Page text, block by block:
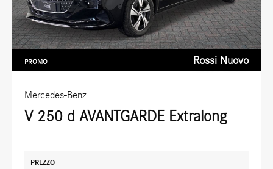
Mercedes-Benz
V 250 d AVANTGARDE Extralong
PROMO Rossi Nuovo
PREZZO